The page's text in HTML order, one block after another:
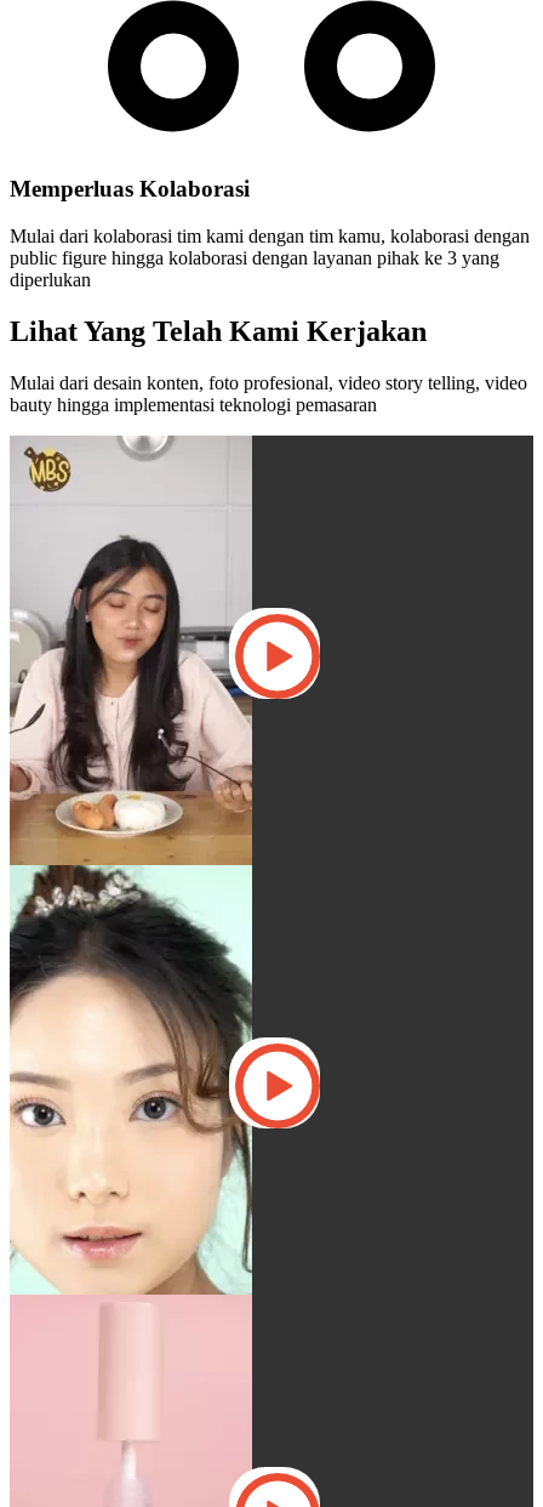
Memperluas Kolaborasi
Mulai dari kolaborasi tim kami dengan tim kamu, kolaborasi dengan
public figure hingga kolaborasi dengan layanan pihak ke 3 yang
diperlukan
Lihat Yang Telah Kami Kerjakan
Mulai dari desain konten, foto profesional, video story telling, video
bauty hingga implementasi teknologi pemasaran